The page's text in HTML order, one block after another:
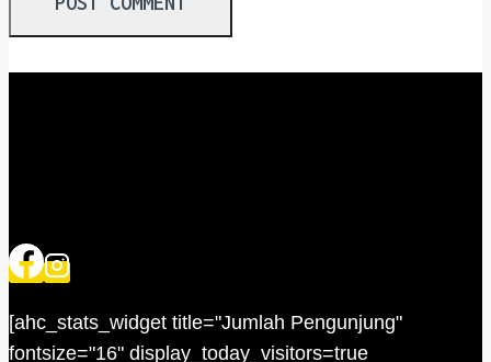
[ahc_stats_widget title="Jumlah Pengunjung"
fontsize="16" display_today_visitors=true